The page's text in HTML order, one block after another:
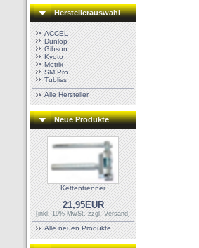
Herstellerauswahl
ACCEL
Dunlop
Gibson
Kyoto
Motrix
SM Pro
Tubliss
Alle Hersteller
Neue Produkte
Kettentrenner
21,95EUR
[inkl. 19% MwSt. zzgl.Versand]
Alle neuen Produkte